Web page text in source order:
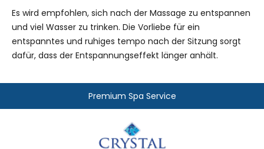
Es wird empfohlen, sich nach der Massage zu entspannen
und viel Wasser zu trinken. Die Vorliebe für ein
entspanntes und ruhiges tempo nach der Sitzung sorgt
dafür, dass der Entspannungseffekt länger anhält.
Premium Spa Service